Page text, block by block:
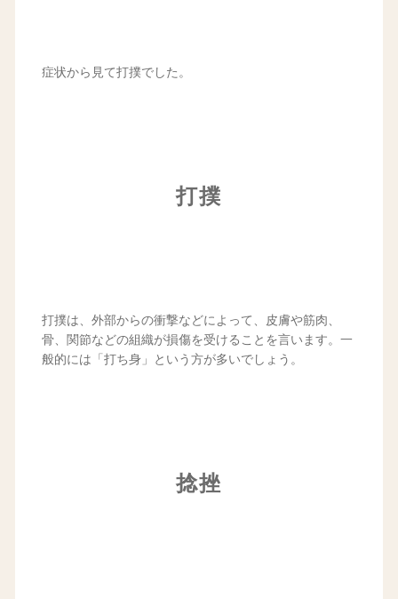
症状から見て打撲でした。
打撲
打撲は、外部からの衝撃などによって、皮膚や筋肉、
骨、関節などの組織が損傷を受けることを言います。一
般的には「打ち身」という方が多いでしょう。
捻挫